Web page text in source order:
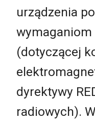
urządzenia
wymaganiom
(dotyczącej
dyrektywy
radiowych).